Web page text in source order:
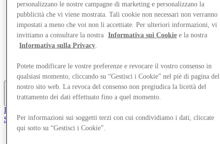
Negozi
Offerte
Pianifica la tua visita
Cosa c'è in programma
Mangia e Bevi
Servizi
Gift Card
Altro
Il Club
Salvata
it
personalizzano le nostre campagne di marketing e personalizzano la
pubblicità che vi viene mostrata. Tali cookie non necessari non verranno
impostati a meno che voi non li accettiate. Per ulteriori informazioni, vi
invitiamo a consultare la nostra
Informativa sui Cookie e la nostra
Informativa sulla Privacy.
Potete modificare le vostre preferenze e revocare il vostro consenso in
qualsiasi momento, cliccando su “Gestisci i Cookie” nel piè di pagina del
nostro sito web. La revoca del consenso non pregiudica la liceità del
trattamento dei dati effettuato fino a quel momento.
Per informazioni sui soggetti terzi con cui condividiamo i dati, cliccate
qui sotto su “Gestisci i Cookie”.